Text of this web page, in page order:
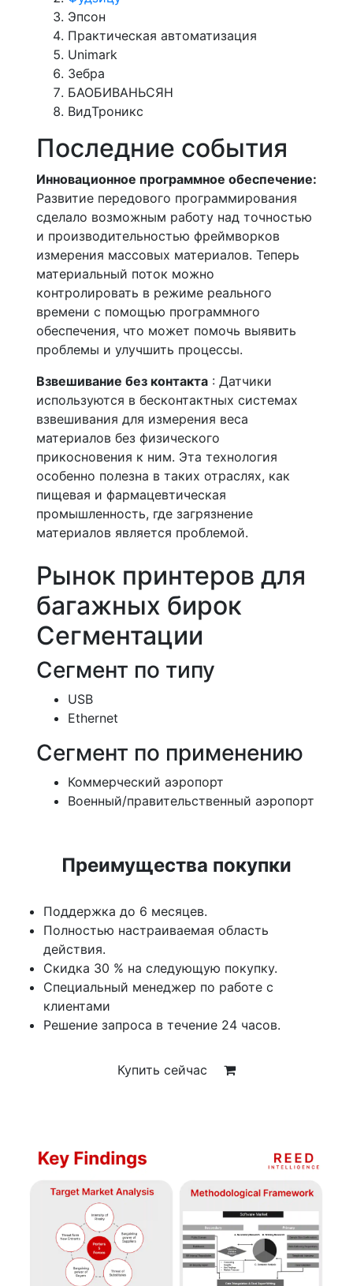
Эпсон
Практическая автоматизация
Unimark
Зебра
БАОБИВАНЬСЯН
ВидТроникс
Последние события
Инновационное программное обеспечение:
Развитие передового программирования
сделало возможным работу над точностью
и производительностью фреймворков
измерения массовых материалов. Теперь
материальный поток можно
контролировать в режиме реального
времени с помощью программного
обеспечения, что может помочь выявить
проблемы и улучшить процессы.
Взвешивание без контакта : Датчики
используются в бесконтактных системах
взвешивания для измерения веса
материалов без физического
прикосновения к ним. Эта технология
особенно полезна в таких отраслях, как
пищевая и фармацевтическая
промышленность, где загрязнение
материалов является проблемой.
Рынок принтеров для
багажных бирок
Сегментации
Сегмент по типу
USB
Ethernet
Сегмент по применению
Коммерческий аэропорт
Военный/правительственный аэропорт
Преимущества покупки
Поддержка до 6 месяцев.
Полностью настраиваемая область
действия.
Скидка 30 % на следующую покупку.
Специальный менеджер по работе с
клиентами
Решение запроса в течение 24 часов.
Купить сейчас